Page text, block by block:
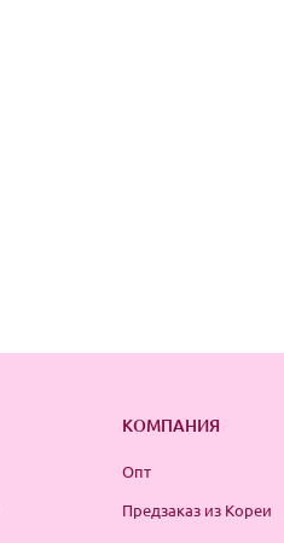
КОМПАНИЯ
Опт
Предзаказ из Кореи